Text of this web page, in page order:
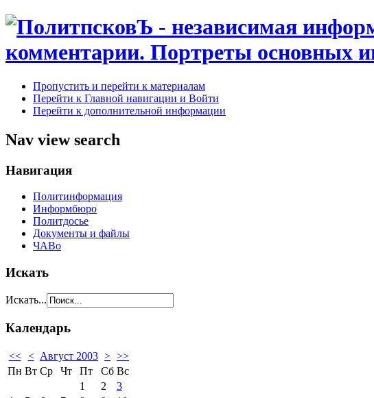
Пропустить и перейти к материалам
Перейти к Главной навигации и Войти
Перейти к дополнительной информации
Nav view search
Навигация
Политинформация
Информбюро
Политдосье
Документы и файлы
ЧАВо
Искать
Искать...
Календарь
<< < Август 2003 > >>
Пн Вт Ср Чт Пт Сб Вс
1
2
3